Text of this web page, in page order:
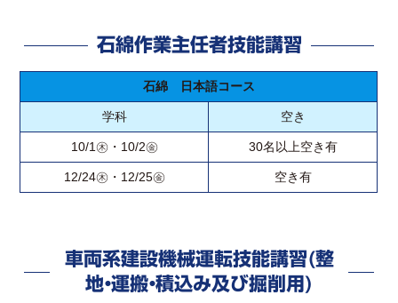
石綿作業主任者技能講習
石綿 日本語コース
学科 空き
10/1㊍・10/2㊎ 30名以上空き有
12/24㊍・12/25㊎ 空き有
車両系建設機械運転技能講習(整
地・運搬・積込み及び掘削用)